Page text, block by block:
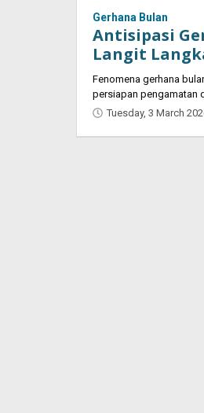
Gerhana Bulan
Antisipasi
Langit
Fenomena gerhana
persiapan pengamatan
Tuesday, 3 March